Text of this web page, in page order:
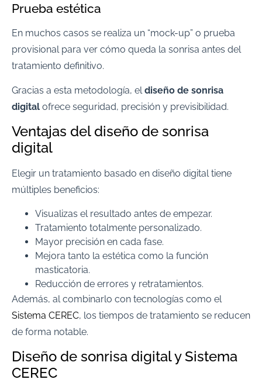
Prueba estética
En muchos casos se realiza un “mock-up” o prueba
provisional para ver cómo queda la sonrisa antes del
tratamiento definitivo.
Gracias a esta metodología, eldiseño de sonrisa
digital ofrece seguridad, precisión y previsibilidad.
Ventajas del diseño de sonrisa
digital
Elegir un tratamiento basado en diseño digital tiene
múltiples beneficios:
Visualizas el resultado antes de empezar.
Tratamiento totalmente personalizado.
Mayor precisión en cada fase.
Mejora tanto la estética como la función
masticatoria.
Reducción de errores y retratamientos.
Además, al combinarlo con tecnologías como el
Sistema CEREC, los tiempos de tratamiento se reducen
de forma notable.
Diseño de sonrisa digital y Sistema
CEREC